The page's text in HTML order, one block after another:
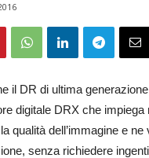
il DR di ultima
digitale DRX che impiega
qualità dell’immagine e
senza richiedere